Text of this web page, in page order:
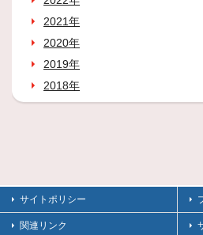
2021年
2020年
2019年
2018年
サイトポリシー
関連リンク